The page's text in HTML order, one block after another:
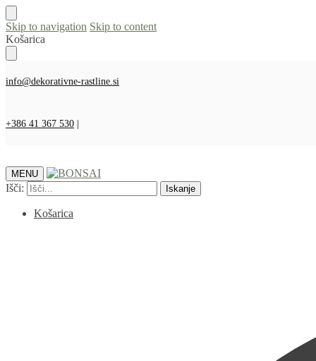
Skip to navigation Skip to content
Košarica
info@dekorativne-rastline.si
+386 41 367 530
MENU
Išči: Iskanje
Košarica